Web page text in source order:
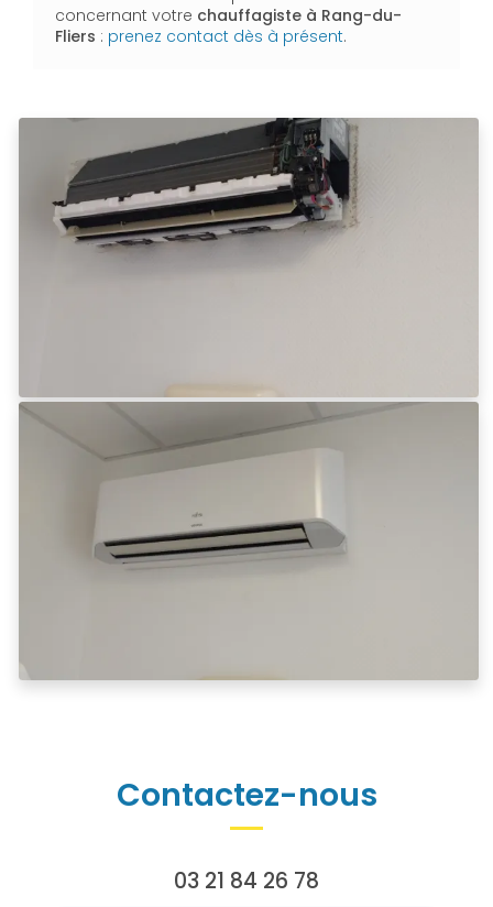
concernant votre chauffagiste à Rang-du-
Fliers : prenez contact dès à présent.
Contactez-nous
03 21 84 26 78